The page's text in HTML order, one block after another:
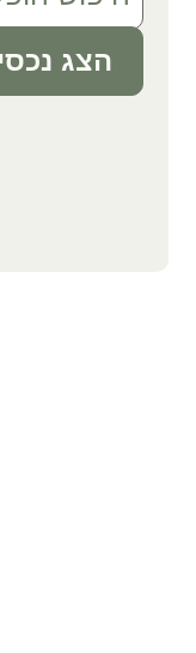
הצג